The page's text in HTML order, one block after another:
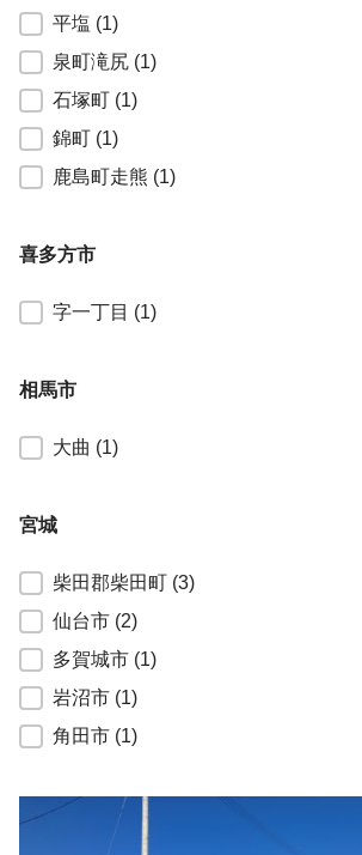
平塩 (1)
泉町滝尻 (1)
石塚町 (1)
錦町 (1)
鹿島町走熊 (1)
喜多方市
福島県喜多方市
字一丁目 (1)
相馬市
福島県相馬市
大曲 (1)
宮城
宮城全域
柴田郡柴田町 (3)
仙台市 (2)
多賀城市 (1)
岩沼市 (1)
角田市 (1)